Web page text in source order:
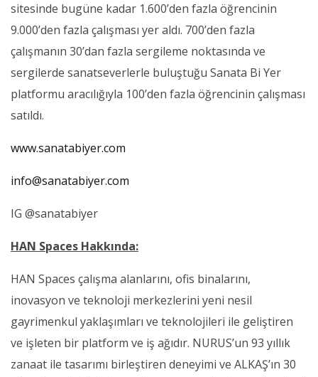
sitesinde bugüne kadar 1.600’den fazla öğrencinin
9.000’den fazla çalışması yer aldı. 700’den fazla
çalışmanın 30’dan fazla sergileme noktasında ve
sergilerde sanatseverlerle buluştuğu Sanata Bi Yer
platformu aracılığıyla 100’den fazla öğrencinin çalışması
satıldı.
www.sanatabiyer.com
info@sanatabiyer.com
IG @sanatabiyer
HAN Spaces Hakkında:
HAN Spaces çalışma alanlarını, ofis binalarını,
inovasyon ve teknoloji merkezlerini yeni nesil
gayrimenkul yaklaşımları ve teknolojileri ile geliştiren
ve işleten bir platform ve iş ağıdır. NURUS’un 93 yıllık
zanaat ile tasarımı birleştiren deneyimi ve ALKAŞ’ın 30